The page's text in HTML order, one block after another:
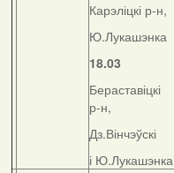
Карэліцкі р-н,
Ю.Лукашэнка
18.03
Бераставіцкі
р-н,
Дз.Вінчэўскі
і Ю.Лукашэнка